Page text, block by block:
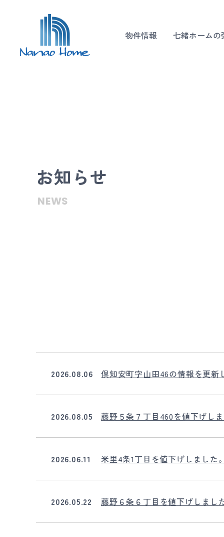
物件情報 七緒ホームの
お知らせ
NEWS
2026.08.06 倶知安町字山田46の情報を更新
2026.08.05 藤野５条７丁目460を値下げしま
2026.06.11 米里4条1丁目を値下げしました。
2026.05.22 藤野６条６丁目を値下げしまし